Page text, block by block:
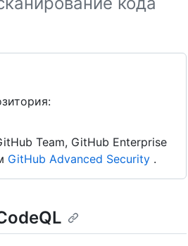
Team, GitHub Enterprise
GitHub Advanced Security .